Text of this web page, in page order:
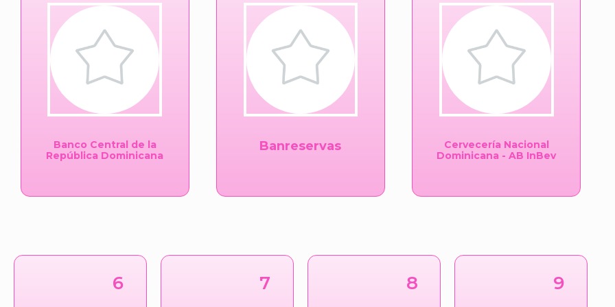
Banco Central de la
República Dominicana
Banreservas
Cervecería Nacional
Dominicana - AB InBev
6 7 8 9